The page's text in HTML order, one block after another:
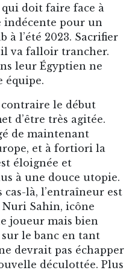
doit faire face à
indécente pour un
l’été 2023. Sacrifier
va falloir trancher.
leur Égyptien ne
équipe.
contraire le début
d’être très agitée.
de maintenant
et à fortiori la
éloignée et
à une douce utopie.
cas-là, l’entraîneur est
Sahin, icône
joueur mais bien
sur le banc en tant
devrait pas échapper
déculottée. Plus